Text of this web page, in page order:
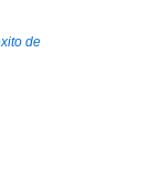
de